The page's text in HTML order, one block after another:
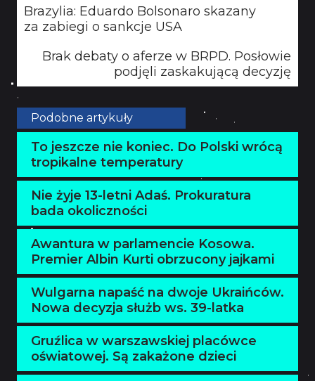
Brazylia: Eduardo Bolsonaro skazany
za zabiegi o sankcje USA
Brak debaty o aferze w BRPD. Posłowie
podjęli zaskakującą decyzję
Podobne artykuły
To jeszcze nie koniec. Do Polski wrócą
tropikalne temperatury
Nie żyje 13-letni Adaś. Prokuratura
bada okoliczności
Awantura w parlamencie Kosowa.
Premier Albin Kurti obrzucony jajkami
Wulgarna napaść na dwoje Ukraińców.
Nowa decyzja służb ws. 39-latka
Gruźlica w warszawskiej placówce
oświatowej. Są zakażone dzieci